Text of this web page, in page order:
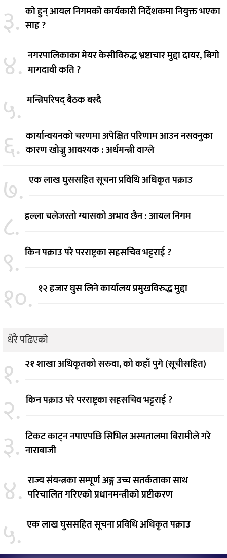
३. को हुन् आयल निगमको कार्यकारी निर्देशकमा नियुक्त भएका
साह ?
४. नगरपालिकाका मेयर केसीविरुद्ध भ्रष्टाचार मुद्दा दायर, बिगो
मागदावी कति ?
५. मन्त्रिपरिषद् बैठक बस्दै
६. कार्यान्वयनको चरणमा अपेक्षित परिणाम आउन नसक्नुका
कारण खोज्नु आवश्यक : अर्थमन्त्री वाग्ले
७. एक लाख घुससहित सूचना प्रविधि अधिकृत पक्राउ
८. हल्ला चलेजस्तो ग्यासको अभाव छैन : आयल निगम
९. किन पक्राउ परे परराष्ट्रका सहसचिव भट्टराई ?
१०. १२ हजार घुस लिने कार्यालय प्रमुखविरुद्ध मुद्दा
धेरै पढिएको
१. २१ शाखा अधिकृतको सरुवा, को कहाँ पुगे (सूचीसहित)
२. किन पक्राउ परे परराष्ट्रका सहसचिव भट्टराई ?
३. टिकट काट्न नपाएपछि सिभिल अस्पतालमा बिरामीले गरे
नाराबाजी
४. राज्य संयन्त्रका सम्पूर्ण अङ्ग उच्च सतर्कताका साथ
परिचालित गरिएको प्रधानमन्त्रीको प्रष्टीकरण
५. एक लाख घुससहित सूचना प्रविधि अधिकृत पक्राउ